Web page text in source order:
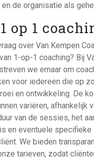
de organisatie als
op 1
over Van Kempen
1-op-1 coaching? Bij
we ernaar om
voor iedereen die op
en ontwikkeling. De
variëren, afhankelijk
van de sessies, het
en eventuele specifieke
We bieden
tarieven, zodat